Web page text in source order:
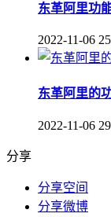
东革阿里功
2022-11-06
东革阿里的
2022-11-06
分享
分享空间
分享微博